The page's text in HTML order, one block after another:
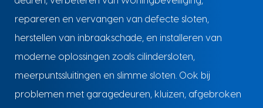
repareren en vervangen van defecte sloten,
herstellen van inbraakschade, en installeren van
moderne oplossingen zoals cilindersloten,
meerpuntssluitingen en slimme sloten. Ook bij
problemen met garagedeuren, kluizen, afgebroken